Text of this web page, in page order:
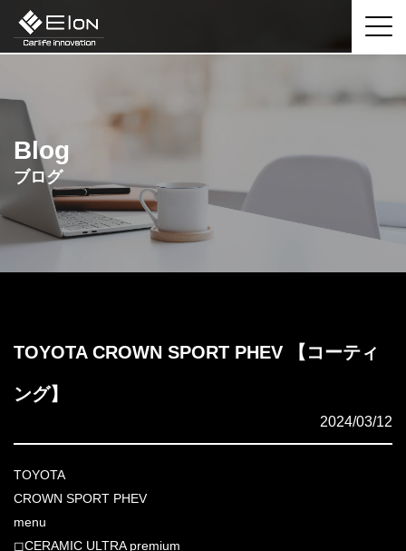
Blog
ブログ
TOYOTA CROWN SPORT PHEV 【コーティ
ング】
2024/03/12
TOYOTA
CROWN SPORT PHEV
menu
◻︎CERAMIC ULTRA premium